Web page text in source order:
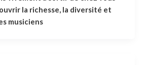
la richesse, la diversité et
musiciens